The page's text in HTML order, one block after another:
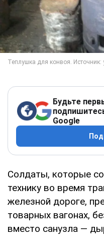
Будьте
Google
Солдаты, которые
технику во время
железной дороге,
товарных вагонах,
вместо санузла —